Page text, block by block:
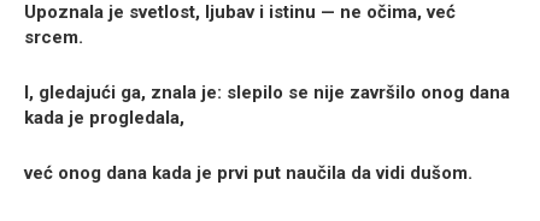
Upoznala je svetlost, ljubav i istinu — ne očima, već
srcem.
I, gledajući ga, znala je: slepilo se nije završilo onog dana
kada je progledala,
već onog dana kada je prvi put naučila da vidi dušom.